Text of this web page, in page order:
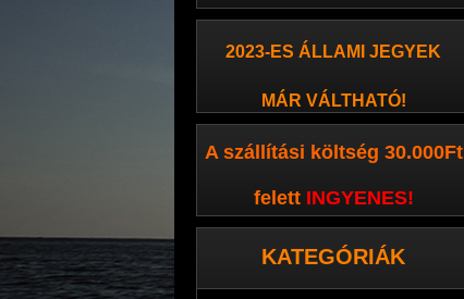
2023-ES ÁLLAMI JEGYEK
MÁR VÁLTHATÓ!
A szállítási költség 30.000Ft
felett INGYENES!
KATEGÓRIÁK